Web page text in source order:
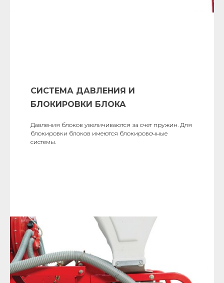
СИСТЕМА ДАВЛЕНИЯ И
БЛОКИРОВКИ БЛОКА
Давления блоков увеличиваются за счет пружин. Для
блокировки блоков имеются блокировочные
системы.